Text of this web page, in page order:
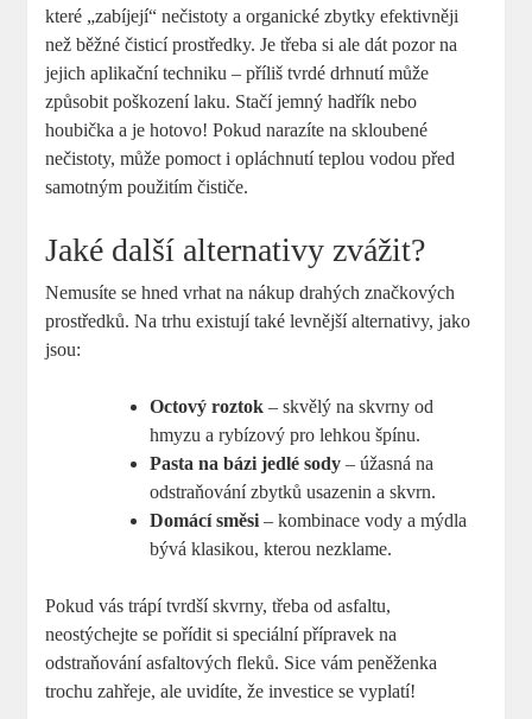
které „zabíjejí“ nečistoty a organické zbytky efektivněji
než běžné čisticí prostředky. Je třeba si ale dát pozor na
jejich aplikační techniku – příliš tvrdé drhnutí může
způsobit poškození laku. Stačí jemný hadřík nebo
houbička a je hotovo! Pokud narazíte na skloubené
nečistoty, může pomoct i opláchnutí teplou vodou před
samotným použitím čističe.
Jaké další alternativy zvážit?
Nemusíte se hned vrhat na nákup drahých značkových
prostředků. Na trhu existují také levnější alternativy, jako
jsou:
Octový roztok – skvělý na skvrny od
hmyzu a rybízový pro lehkou špínu.
Pasta na bázi jedlé sody – úžasná na
odstraňování zbytků usazenin a skvrn.
Domácí směsi – kombinace vody a mýdla
bývá klasikou, kterou nezklame.
Pokud vás trápí tvrdší skvrny, třeba od asfaltu,
neostýchejte se pořídit si speciální přípravek na
odstraňování asfaltových fleků. Sice vám peněženka
trochu zahřeje, ale uvidíte, že investice se vyplatí!